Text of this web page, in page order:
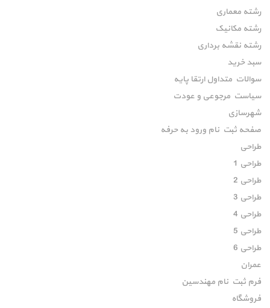
رشته معماری
رشته مکانیک
رشته نقشه برداری
سبد خرید
سوالات متداول ارتقا پایه
سیاست مرجوعی و عودت
شهرسازی
صفحه ثبت نام ورود به حرفه
طراحی
طراحی 1
طراحی 2
طراحی 3
طراحی 4
طراحی 5
طراحی 6
عمران
فرم ثبت نام مهندسین
فروشگاه